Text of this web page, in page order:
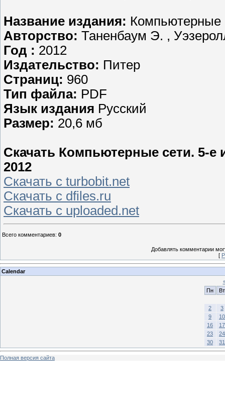
Название издания: Компьютерные
Авторство: Таненбаум Э. ,
Год : 2012
Издательство: Питер
Страниц: 960
Тип файла: PDF
Язык издания Русский
Размер: 20,6 мб
Скачать Компьютерные сети. 5-е
2012
Скачать с turbobit.net
Скачать с dfiles.ru
Скачать с uploaded.net
Всего комментариев: 0
Добавлять комментарии
[
Calendar
Пн
Вт
2
3
9
10
16
17
23
24
30
31
Полная версия сайта